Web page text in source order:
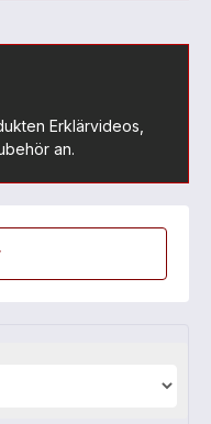
Erklärvideos,
an.